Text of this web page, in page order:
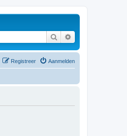
Zoek
Aanmelden
Registreer